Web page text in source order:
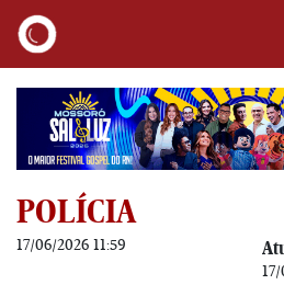
POLÍCIA
17/06/2026 11:59